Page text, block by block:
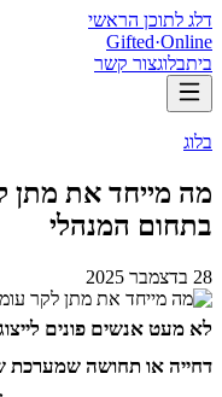
דלג לתוכן הראשי
Gifted·Online
ביתבלוגצור קשר
בלוג
מה מייחד את מתן
בתחום המנהלי
28 בדצמבר 2025
לא מעט אנשים פונים
דחייה או תחושה שמערכת